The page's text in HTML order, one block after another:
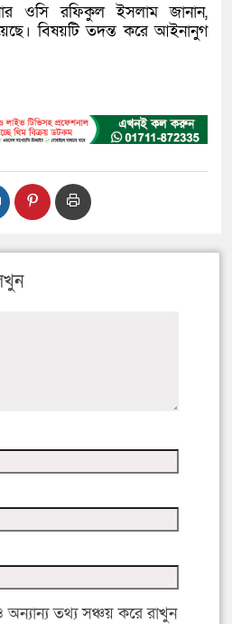
ওসি রফিকুল ইসলাম জানান,
বিষয়টি তদন্ত করে আইনানুগ
তথ্য সঞ্চয় করে রাখুন